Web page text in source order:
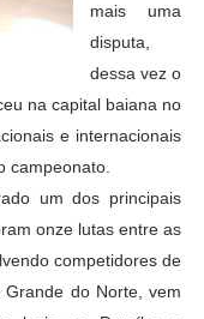
mais uma
disputa,
dessa vez o
na capital baiana no
e internacionais
campeonato.
um dos principais
onze lutas entre as
competidores de
do Norte, vem